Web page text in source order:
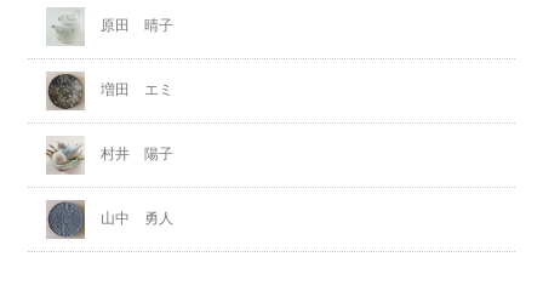
原田 晴子
増田 エミ
村井 陽子
山中 勇人